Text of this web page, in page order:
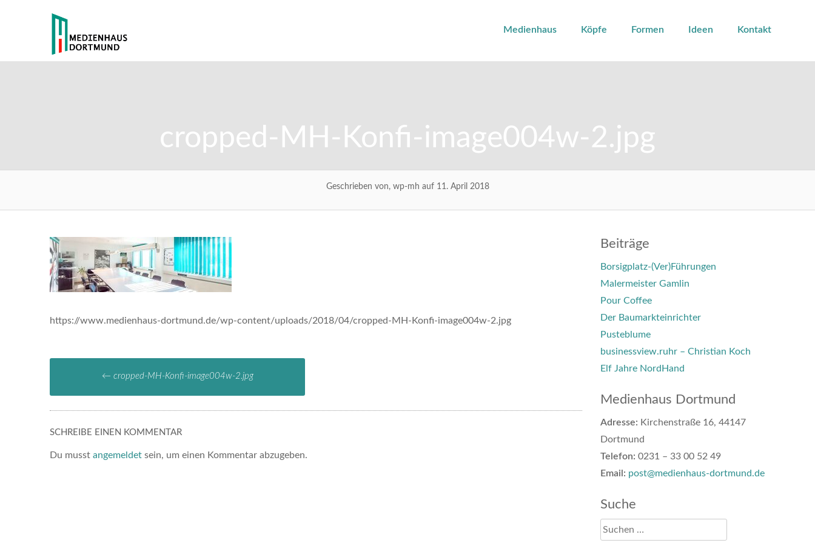
Medienhaus Köpfe Formen Ideen Kontakt
cropped-MH-Konfi-image004w-2.jpg
Geschrieben von, wp-mh auf 11. April 2018
https://www.medienhaus-dortmund.de/wp-content/uploads/2018/04/cropped-MH-Konfi-image004w-2.jpg
← cropped-MH-Konfi-image004w-2.jpg
SCHREIBE EINEN KOMMENTAR
Du musst angemeldet sein, um einen Kommentar abzugeben.
Beiträge
Borsigplatz-(Ver)Führungen
Malermeister Gamlin
Pour Coffee
Der Baumarkteinrichter
Pusteblume
businessview.ruhr – Christian Koch
Elf Jahre NordHand
Medienhaus Dortmund
Adresse: Kirchenstraße 16, 44147
Dortmund
Telefon: 0231 – 33 00 52 49
Email: post@medienhaus-dortmund.de
Suche